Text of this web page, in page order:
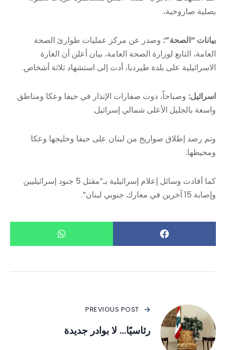
بصلية صاروخية،
بيانات “الصحة”: وصدر عن مركز عمليات طوارئ الصحة
العامة، التابع لوزارة الصحة العامة، بيان أعلن أن الغارة
الاسرائيلية على بلدة طيردبا، أدت إلى استشهاد ثلاثة أشخاص.
اسرائيل: وصباحاً، دوت صفارات الإنذار في حيفا وعكا ومناطق
واسعة بالجليل الأعلى شمالي إسرائيل.
وتم رصد إطلاق صواريخ من لبنان على حيفا وخليجها وعكا
ومحيطها.
كما أفادت وسائل إعلام إسرائيلية بـ”مقتل 5 جنود إسرائيليين
وإصابة 15 آخرين في معارك جنوبي لبنان”.
PREVIOUS POST
رئاسيًا… لا بوادر جديدة